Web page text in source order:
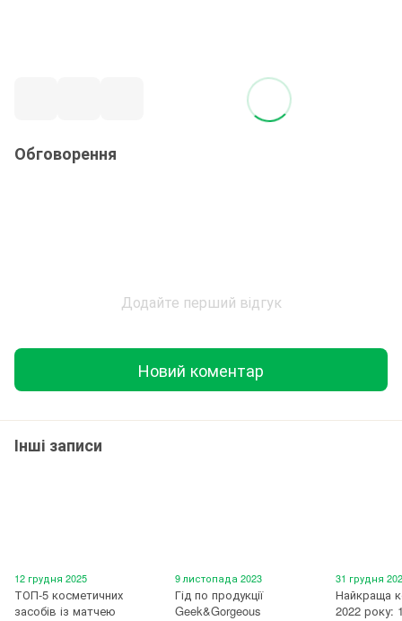
Обговорення
Додайте перший відгук
Новий коментар
Інші записи
12 грудня 2025
ТОП-5 косметичних
засобів із матчею
9 листопада 2023
Гід по продукції
Geek&Gorgeous
31 грудня
Найкраща
2022 року: